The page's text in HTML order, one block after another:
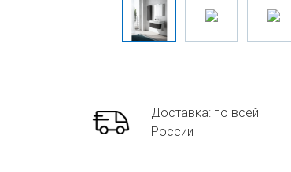
Доставка: по всей
России